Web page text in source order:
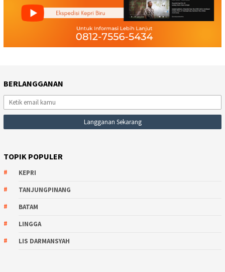
BERLANGGANAN
TOPIK POPULER
KEPRI
TANJUNGPINANG
BATAM
LINGGA
LIS DARMANSYAH